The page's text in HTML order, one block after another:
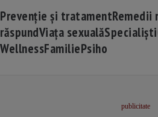
Prevenție și tratamentRemedii
răspundViața sexualăSpecialiști
WellnessFamiliePsiho